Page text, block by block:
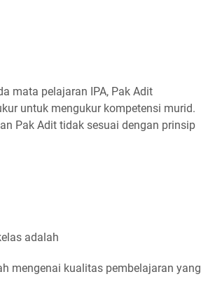
mata pelajaran IPA, Pak Adit
untuk mengukur kompetensi murid.
Pak Adit tidak sesuai dengan prinsip
adalah
mengenai kualitas pembelajaran yang